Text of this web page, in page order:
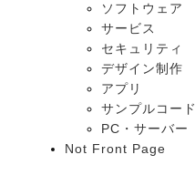
ソフトウェア
サービス
セキュリティ
デザイン制作
アプリ
サンプルコード
PC・サーバー
Not Front Page